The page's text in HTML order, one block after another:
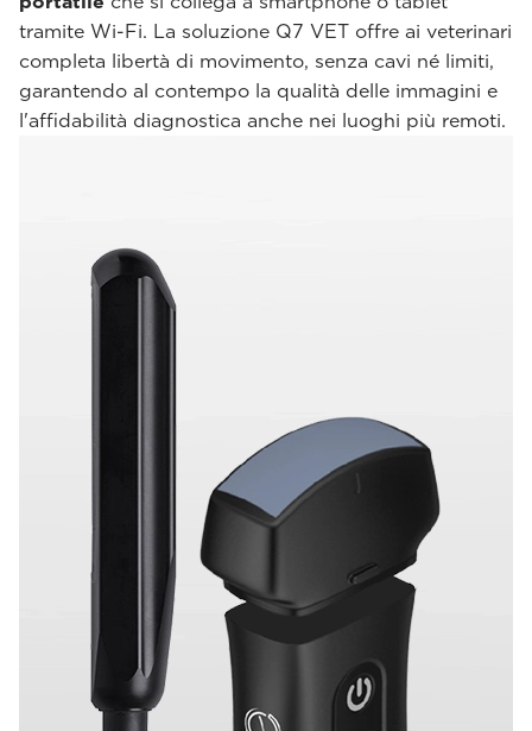
tramite Wi-Fi. La soluzione Q7 VET offre ai veterinari
completa libertà di movimento, senza cavi né limiti,
garantendo al contempo la qualità delle immagini e
l'affidabilità diagnostica anche nei luoghi più remoti.